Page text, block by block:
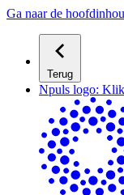
Ga naar de
Terug
Npuls logo: Klik